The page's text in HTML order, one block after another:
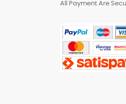
All Payment Are